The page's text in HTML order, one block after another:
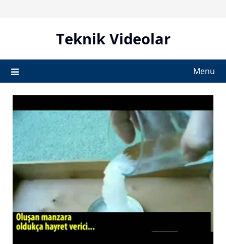
Teknik Videolar
Menu